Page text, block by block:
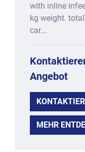
with inline
kg weight.
car...
Angebot
MEHR